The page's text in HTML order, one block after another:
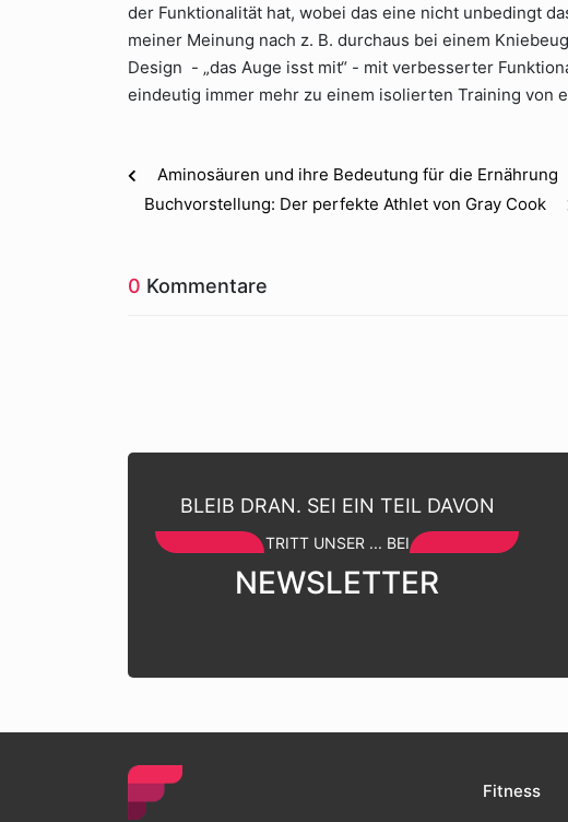
der Funktionalität hat, wobei das eine nicht unbedingt
meiner Meinung nach z. B. durchaus bei einem
Design - „das Auge isst mit“ - mit verbesserter
eindeutig immer mehr zu einem isolierten Training von
Aminosäuren und ihre Bedeutung für die Ernährung
Buchvorstellung: Der perfekte Athlet von Gray Cook
0 Kommentare
BLEIB DRAN. SEI EIN TEIL DAVON
TRITT UNSER ... BEI
NEWSLETTER
Fitness